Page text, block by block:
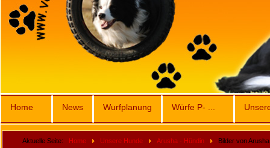
Home News Wurfplanung Würfe P- ...
Aktuelle Seite: Home Unsere Hunde Arusha - Hündin Bilder von Arusha